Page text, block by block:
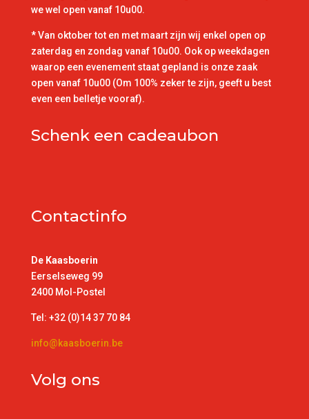
we wel open vanaf 10u00.
* Van oktober tot en met maart zijn wij enkel open op
zaterdag en zondag vanaf 10u00. Ook op weekdagen
waarop een evenement staat gepland is onze zaak
open vanaf 10u00 (Om 100% zeker te zijn, geeft u best
even een belletje vooraf).
Schenk een cadeaubon
Contactinfo
De Kaasboerin
Eerselseweg 99
2400 Mol-Postel
Tel: +32 (0)14 37 70 84
info@kaasboerin.be
Volg ons